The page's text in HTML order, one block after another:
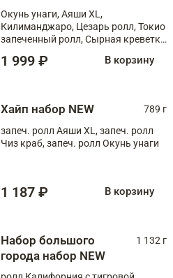
Окунь унаги, Аяши XL,
Килиманджаро, Цезарь ролл, Токио
запеченный ролл, Сырная креветка
1 999 ₽ В корзину
Хайп набор NEW
789 г
запеч. ролл Аяши XL, запеч. ролл
Чиз краб, запеч. ролл Окунь унаги
1 187 ₽ В корзину
Набор большого
города набор NEW
1 132 г